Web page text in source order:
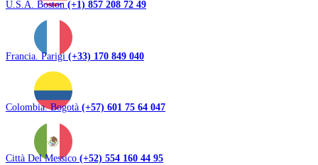
U.S.A. Boston(+1) 857 208 72 49
Francia. Parigi(+33) 170 849 040
Colombia. Bogotà (+57) 601 75 64 047
Città Del Messico (+52) 554 160 44 95